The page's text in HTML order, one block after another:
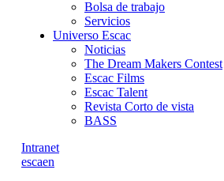
Bolsa de trabajo
Servicios
Universo Escac
Noticias
The Dream Makers Contest
Escac Films
Escac Talent
Revista Corto de vista
BASS
Intranet
escaen